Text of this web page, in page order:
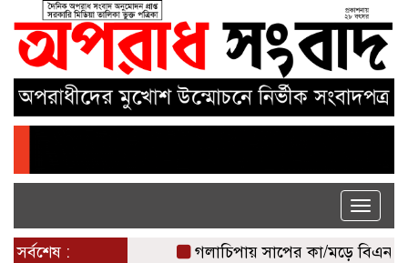
Toggle
সর্বশেষ : গলাচিপায় সাপের কা/মড়ে বিএনপি